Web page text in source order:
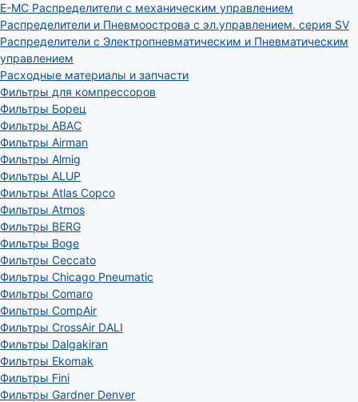
E-MC Распределители с механическим управлением
Распределители и Пневмоострова с эл.управлением. серия SV
Распределители с Электропневматическим и Пневматическим
управлением
Расходные материалы и запчасти
Фильтры для компрессоров
Фильтры Борец
Фильтры ABAC
Фильтры Airman
Фильтры Almig
Фильтры ALUP
Фильтры Atlas Copco
Фильтры Atmos
Фильтры BERG
Фильтры Boge
Фильтры Ceccato
Фильтры Chicago Pneumatic
Фильтры Comaro
Фильтры CompAir
Фильтры CrossAir DALI
Фильтры Dalgakiran
Фильтры Ekomak
Фильтры Fini
Фильтры Gardner Denver